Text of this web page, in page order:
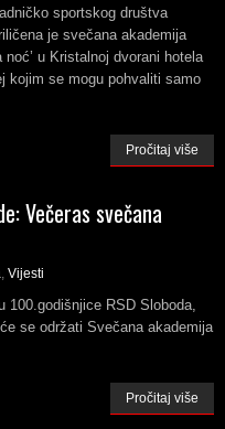
sportskog društva
je svečana akademija
noć’ u Kristalnoj dvorani hotela
kojim se mogu pohvaliti samo
Pročitaj više
Večeras svečana
, Vijesti
100.godišnjice RSD Sloboda,
se održati Svečana akademija
Pročitaj više